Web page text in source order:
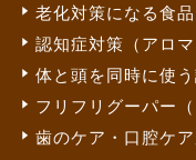
老化対策になる食
認知症対策（アロマ
体と頭を同時に使
フリフリグーパー
歯のケア・口腔ケ